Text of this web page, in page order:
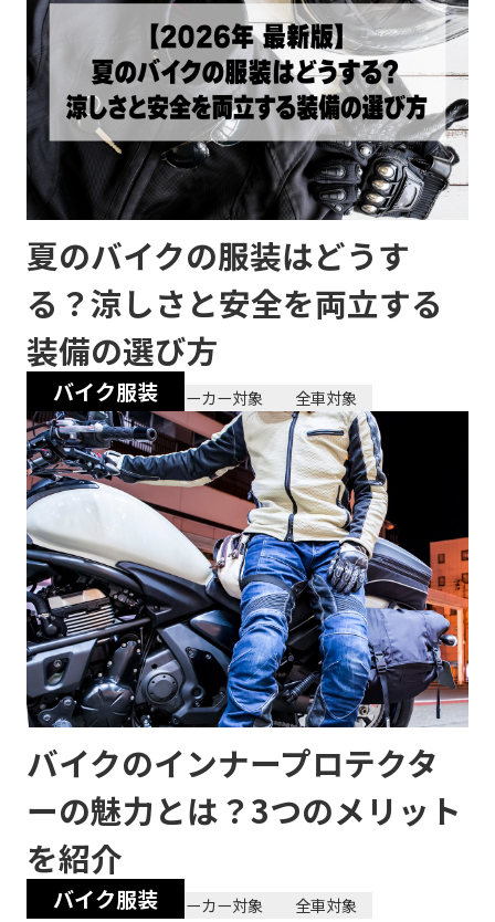
バイク服装
夏のバイクの服装はどうす
る？涼しさと安全を両立する
装備の選び方
2026/07/07 全メーカー対象 全車対象
バイク服装
バイクのインナープロテクタ
ーの魅力とは？3つのメリット
を紹介
2024/02/23 全メーカー対象 全車対象